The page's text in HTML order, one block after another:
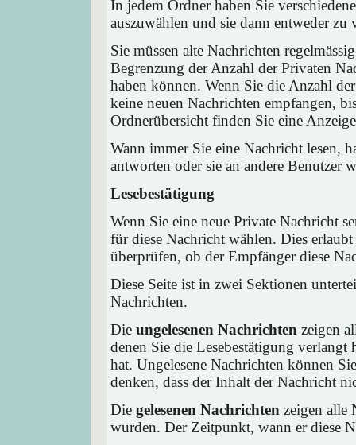
In jedem Ordner haben Sie
auszuwählen und sie dann entweder
Sie müssen alte Nachrichten
Begrenzung der Anzahl der Privaten
haben können. Wenn Sie die Anzahl
keine neuen Nachrichten empfangen,
Ordnerübersicht finden Sie eine
Wann immer Sie eine Nachricht lesen,
antworten oder sie an andere Benutzer
Lesebestätigung
Wenn Sie eine neue Private Nachricht
für diese Nachricht wählen. Dies
überprüfen, ob der Empfänger diese
Diese Seite ist in zwei Sektionen
Nachrichten.
Die ungelesenen Nachrichten zeigen
denen Sie die Lesebestätigung verlangt
hat. Ungelesene Nachrichten können
denken, dass der Inhalt der Nachricht
Die gelesenen Nachrichten zeigen alle
wurden. Der Zeitpunkt, wann er diese